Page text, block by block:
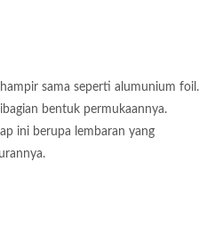
sama seperti alumunium foil.
bentuk permukaannya.
ini berupa lembaran yang